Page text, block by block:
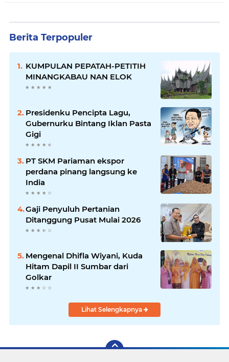
Berita Terpopuler
KUMPULAN PEPATAH-PETITIH
MINANGKABAU NAN ELOK
Presidenku Pencipta Lagu,
Gubernurku Bintang Iklan Pasta
Gigi
PT SKM Pariaman ekspor
perdana pinang langsung ke
India
Gaji Penyuluh Pertanian
Ditanggung Pusat Mulai 2026
Mengenal Dhifla Wiyani, Kuda
Hitam Dapil II Sumbar dari
Golkar
Lihat Selengkapnya